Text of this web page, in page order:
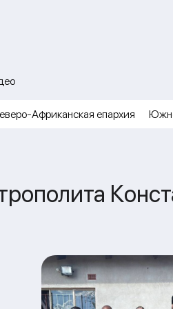
Африканская епархия